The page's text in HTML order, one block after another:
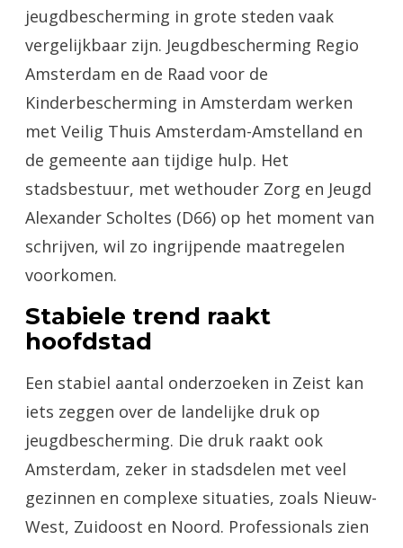
jeugdbescherming in grote steden vaak
vergelijkbaar zijn. Jeugdbescherming Regio
Amsterdam en de Raad voor de
Kinderbescherming in Amsterdam werken
met Veilig Thuis Amsterdam-Amstelland en
de gemeente aan tijdige hulp. Het
stadsbestuur, met wethouder Zorg en Jeugd
Alexander Scholtes (D66) op het moment van
schrijven, wil zo ingrijpende maatregelen
voorkomen.
Stabiele trend raakt
hoofdstad
Een stabiel aantal onderzoeken in Zeist kan
iets zeggen over de landelijke druk op
jeugdbescherming. Die druk raakt ook
Amsterdam, zeker in stadsdelen met veel
gezinnen en complexe situaties, zoals Nieuw-
West, Zuidoost en Noord. Professionals zien